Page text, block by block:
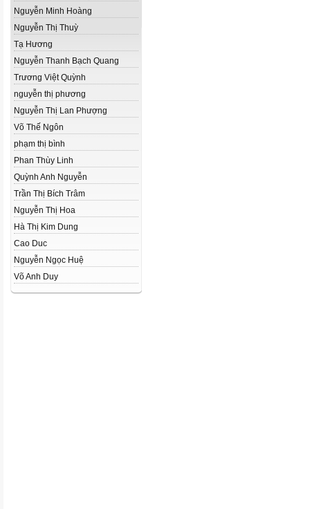
Nguyễn Minh Hoàng
Nguyễn Thị Thuỳ
Tạ Hương
Nguyễn Thanh Bạch Quang
Trương Việt Quỳnh
nguyễn thị phương
Nguyễn Thị Lan Phượng
Võ Thế Ngôn
phạm thị bình
Phan Thùy Linh
Quỳnh Anh Nguyễn
Trần Thị Bích Trâm
Nguyễn Thị Hoa
Hà Thị Kim Dung
Cao Duc
Nguyễn Ngọc Huệ
Võ Anh Duy